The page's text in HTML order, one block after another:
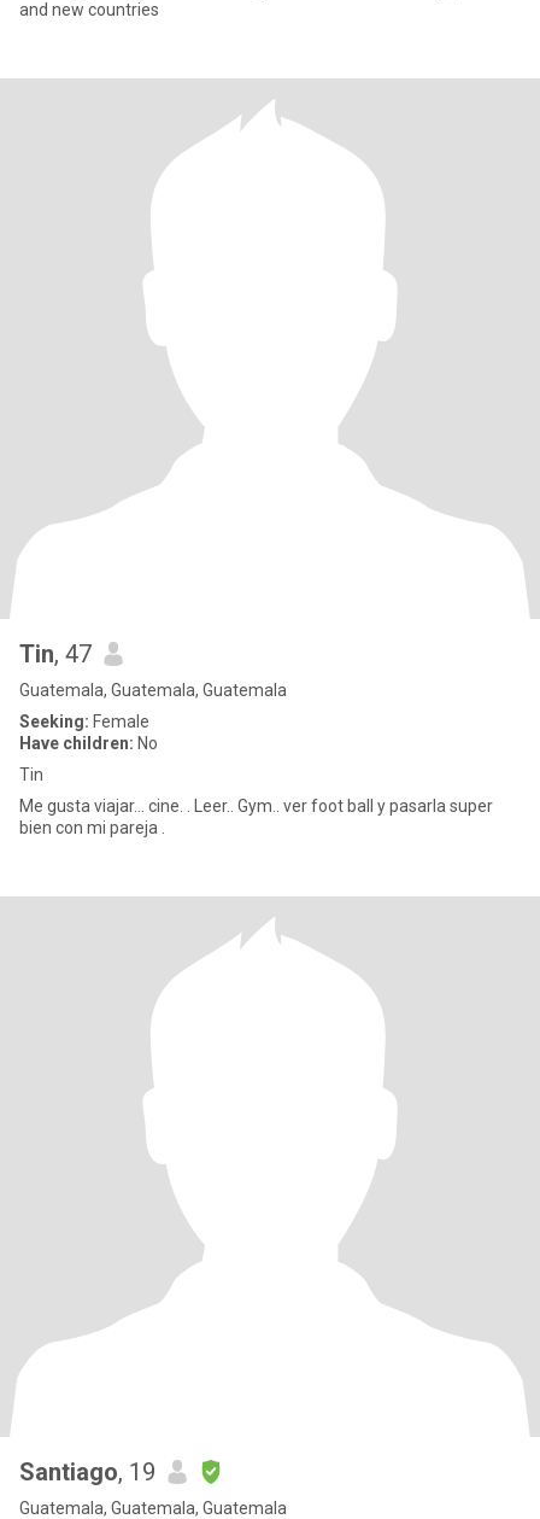
and new countries
Tin, 47
Guatemala, Guatemala, Guatemala
Seeking: Female
Have children: No
Tin
Me gusta viajar... cine. . Leer.. Gym.. ver foot ball y pasarla super
bien con mi pareja .
Santiago, 19
Guatemala, Guatemala, Guatemala